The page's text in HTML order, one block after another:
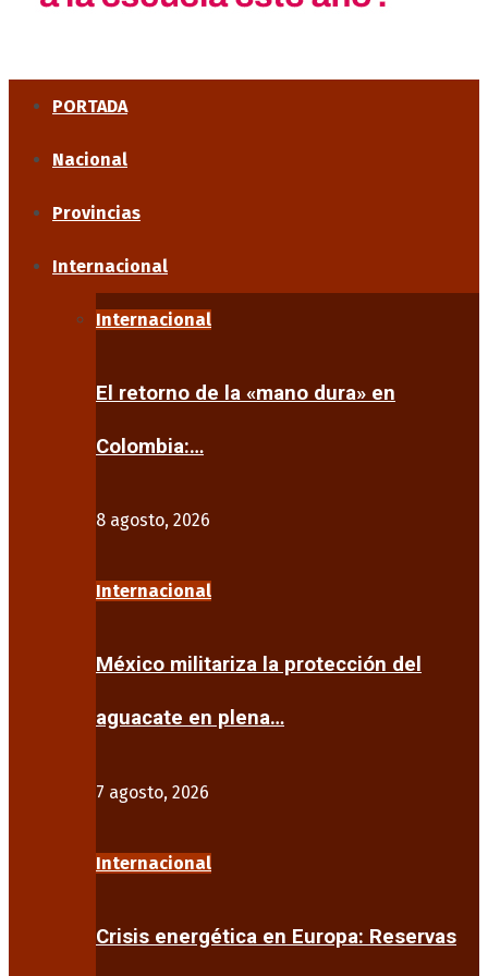
PORTADA
Nacional
Provincias
Internacional
Internacional
El retorno de la «mano dura» en
Colombia:…
8 agosto, 2026
Internacional
México militariza la protección del
aguacate en plena…
7 agosto, 2026
Internacional
Crisis energética en Europa: Reservas